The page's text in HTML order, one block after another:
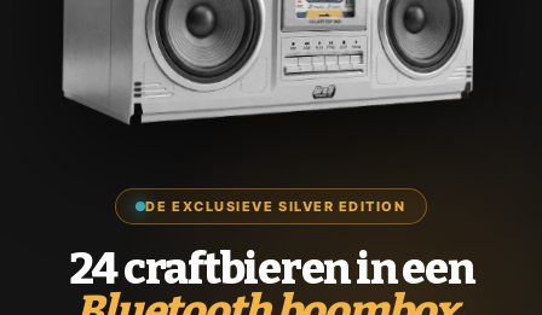
DE EXCLUSIEVE SILVER EDITION
24 craftbieren in een